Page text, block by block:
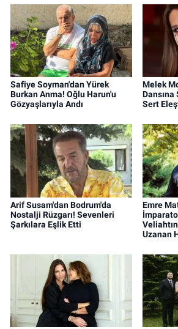
Safiye Soyman'dan Yürek
Burkan Anma! Oğlu Harun'u
Gözyaşlarıyla Andı
Melek
Sert
Arif Susam'dan Bodrum'da
Nostalji Rüzgarı! Sevenleri
Şarkılara Eşlik Etti
Emre
Uzanan